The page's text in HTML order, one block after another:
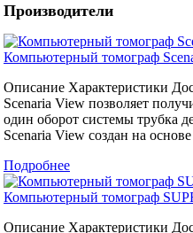
Производители
Компьютерный томограф
Описание Характеристики
Scenaria View позволяет
один оборот системы трубка
Scenaria View создан на
Подробнее
Компьютерный томограф
Описание Характеристики